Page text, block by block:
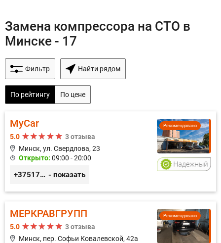
Замена компрессора на СТО в
Минске - 17
Фильтр Найти рядом
По рейтингу По цене
Рекомендовано
MyCar
5.0
3 отзыва
Минск, ул. Свердлова, 23
Открыто: 09:00 - 20:00
+375173212443 - показать
Рекомендовано
МЕРКРАВГРУПП
5.0
3 отзыва
Минск, пер. Софьи Ковалевской, 42а